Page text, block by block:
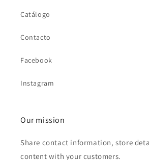
Catálogo
Contacto
Facebook
Instagram
Our mission
Share contact information, store
content with your customers.